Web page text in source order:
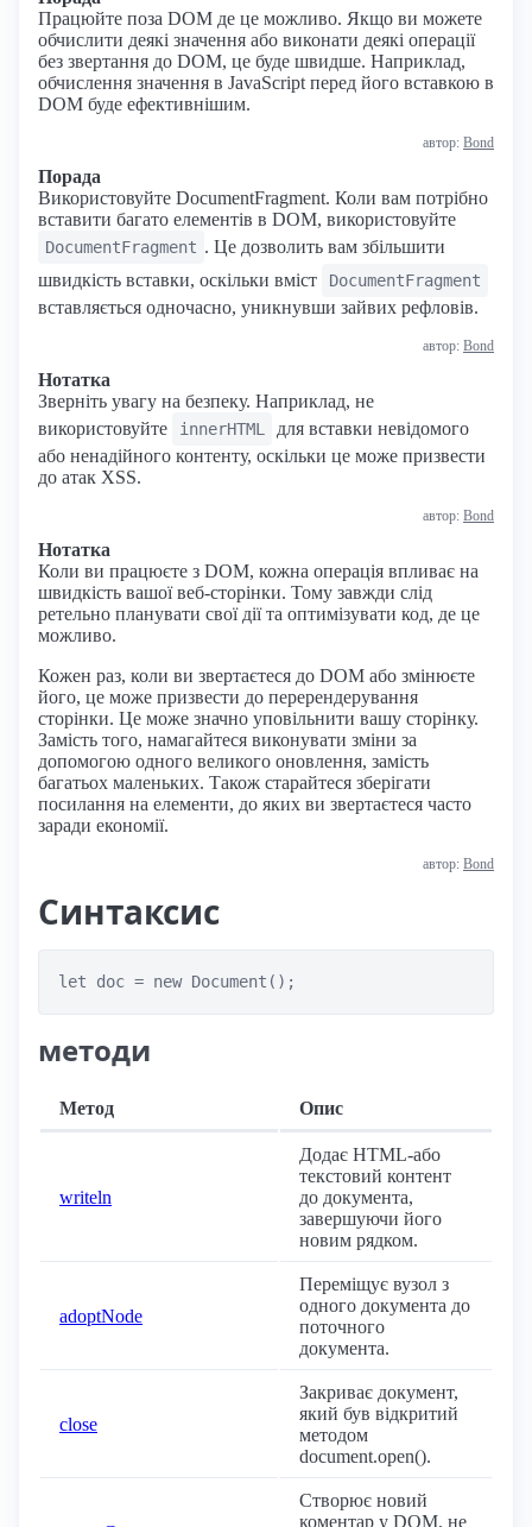
Працюйте поза DOM де це можливо. Якщо ви можете
обчислити деякі значення або виконати деякі операції
без звертання до DOM, це буде швидше. Наприклад,
обчислення значення в JavaScript перед його вставкою в
DOM буде ефективнішим.
автор: Bond
Порада
Використовуйте DocumentFragment. Коли вам потрібно
вставити багато елементів в DOM, використовуйте
DocumentFragment . Це дозволить вам збільшити
швидкість вставки, оскільки вміст
DocumentFragment
вставляється одночасно, уникнувши зайвих рефловів.
автор: Bond
Нотатка
Зверніть увагу на безпеку. Наприклад, не
використовуйте
innerHTML
для вставки невідомого
або ненадійного контенту, оскільки це може призвести
до атак XSS.
автор: Bond
Нотатка
Коли ви працюєте з DOM, кожна операція впливає на
швидкість вашої веб-сторінки. Тому завжди слід
ретельно планувати свої дії та оптимізувати код, де це
можливо.
Кожен раз, коли ви звертаєтеся до DOM або змінюєте
його, це може призвести до перерендерування
сторінки. Це може значно уповільнити вашу сторінку.
Замість того, намагайтеся виконувати зміни за
допомогою одного великого оновлення, замість
багатьох маленьких. Також старайтеся зберігати
посилання на елементи, до яких ви звертаєтеся часто
заради економії.
автор: Bond
Синтаксис
let doc = new Document();
методи
Метод Опис
writeln
Додає HTML-або
текстовий контент
до документа,
завершуючи його
новим рядком.
adoptNode
Переміщує вузол з
одного документа до
поточного
документа.
close
Закриває документ,
який був відкритий
методом
document.open().
Створює новий
коментар у DOM, не